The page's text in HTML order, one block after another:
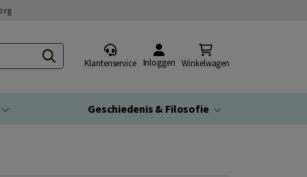
Klantenservice Inloggen Winkelwagen
Geschiedenis & Filosofie